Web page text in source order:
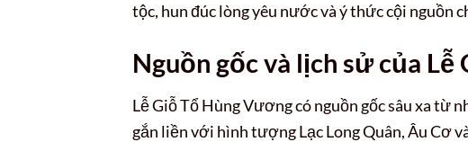
tộc, hun đúc lòng yêu nước và ý thức cội nguồn
Nguồn gốc và lịch sử của
Lễ Giỗ Tổ Hùng Vương có nguồn gốc sâu xa từ
gắn liền với hình tượng Lạc Long Quân, Âu Cơ